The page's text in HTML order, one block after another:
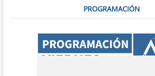
PROGRAMACIÓN